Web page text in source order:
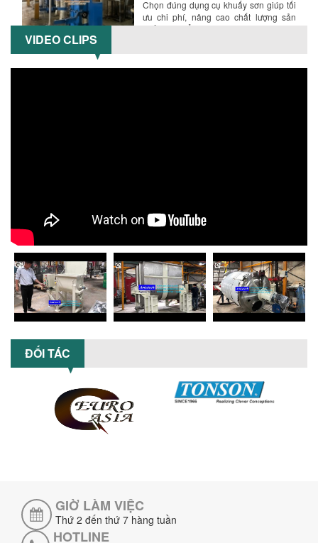
Hướng dẫn thanh toán mua hàng
Chọn đúng dụng cụ khuấy sơn giúp tối
ưu chi phí, nâng cao chất lượng sản
xuất. Tìm hiểu giải pháp từ Công...
KHÍ NÉN TRONG NGÀNH SẢN XUẤT HIỆN
KHUẤY SƠN DÙNG ĐIỆN TRONG SẢN XUẤT
Khám phá 5 lợi ích khi sử dụng máy
khuấy sơn dùng điện: nâng cao chất
lượng, tiết kiệm chi phí, tăng năng
suất,...
TỐI ƯU NĂNG SUẤT VÀ CHI PHÍ VỚI MÁY
MÁY NGHIỀN HỮU CƠ LỎNG: GIẢI PHÁP
TỐI ƯU VỚI CÔNG NGHỆ MÁY NGHIỀN
VIDEO CLIPS
ĐỐI TÁC
GIỜ LÀM VIỆC
Thứ 2 đến thứ 7 hàng tuần
HOTLINE